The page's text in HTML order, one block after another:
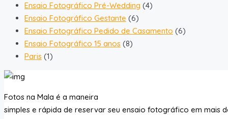
Ensaio Fotográfico Pré-Wedding (4)
Ensaio Fotográfico Gestante (6)
Ensaio Fotográfico Pedido de Casamento (6)
Ensaio Fotográfico 15 anos (8)
Paris (1)
Fotos na Mala é a maneira
simples e rápida de reservar seu ensaio fotográfico em mais